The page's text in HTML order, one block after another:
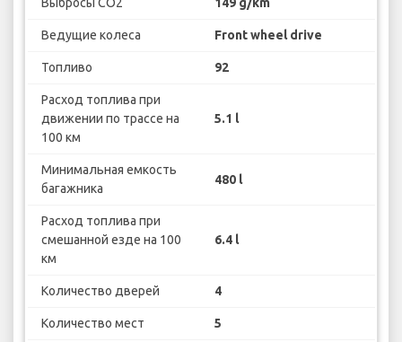
Ведущие колеса Front wheel drive
Топливо 92
Расход топлива при
движении по трассе на
100 км
5.1 l
Минимальная емкость
багажника
480 l
Расход топлива при
смешанной езде на 100
км
6.4 l
Количество дверей 4
Количество мест 5